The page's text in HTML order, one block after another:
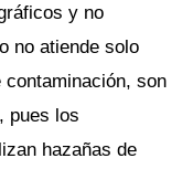
y no
no atiende solo
son
pues los
hazañas de